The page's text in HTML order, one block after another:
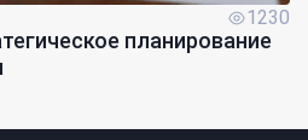
1230
планирование